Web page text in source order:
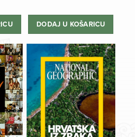
38,80 €.
34,90 €.
DODAJ U KOŠARICU